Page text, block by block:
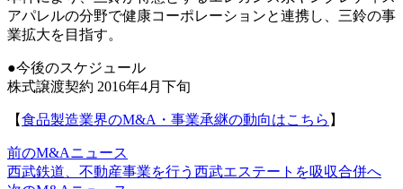
アパレルの分野で健康コーポレーションと連携し、三鈴の事
業拡大を目指す。
●今後のスケジュール
株式譲渡契約 2016年4月下旬
【食品製造業界のM&A・事業承継の動向はこちら 】
前のM&Aニュース
西武鉄道、不動産事業を行う西武エステートを吸収合併へ